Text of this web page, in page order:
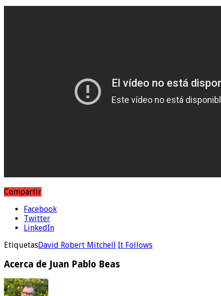
Compartir
Facebook
Twitter
LinkedIn
EtiquetasDavid Robert Mitchell It Follows
Acerca de Juan Pablo Beas